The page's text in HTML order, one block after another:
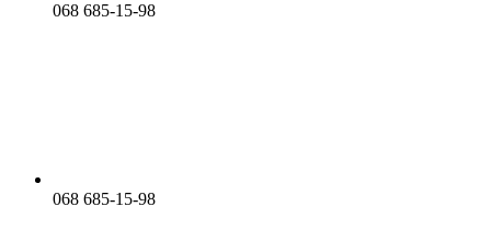
068 685-15-98
068 685-15-98